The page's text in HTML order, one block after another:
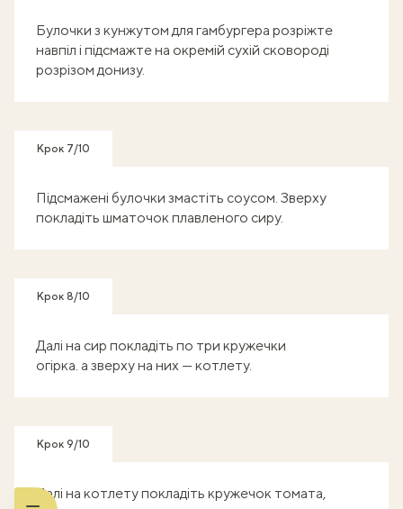
Булочки з кунжутом для гамбургера розріжте
навпіл і підсмажте на окремій сухій сковороді
розрізом донизу.
Крок 7/10
Підсмажені булочки змастіть соусом. Зверху
покладіть шматочок плавленого сиру.
Крок 8/10
Далі на сир покладіть по три кружечки
огірка. а зверху на них — котлету.
Крок 9/10
Далі на котлету покладіть кружечок томата,